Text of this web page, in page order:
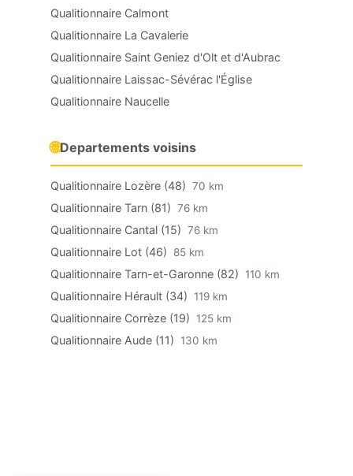
Qualitionnaire Calmont
Qualitionnaire La Cavalerie
Qualitionnaire Saint Geniez d'Olt et d'Aubrac
Qualitionnaire Laissac-Sévérac l'Église
Qualitionnaire Naucelle
🌐Departements voisins
Qualitionnaire Lozère (48) 70 km
Qualitionnaire Tarn (81) 76 km
Qualitionnaire Cantal (15) 76 km
Qualitionnaire Lot (46) 85 km
Qualitionnaire Tarn-et-Garonne (82) 110 km
Qualitionnaire Hérault (34) 119 km
Qualitionnaire Corrèze (19) 125 km
Qualitionnaire Aude (11) 130 km